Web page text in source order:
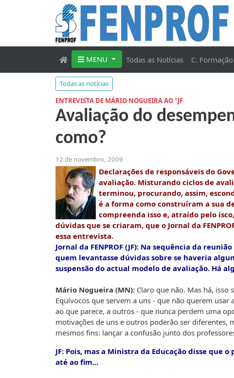
MENU Todas as Notícias C. Formação
Todas as notícias
ENTREVISTA DE MÁRIO NOGUEIRA AO "JF
Avaliação do
como?
12 de novembro, 2009
Declarações de responsáveis do
avaliação. Misturando ciclos de
terminou, procurando, assim,
é a forma como construíram a sua
compreenda isso e, atraído pelo
dúvidas que se criaram, que o Jornal da
essa entrevista.
Jornal da FENPROF (JF): Na sequência da
quem levantasse dúvidas sobre se haveria
suspensão do actual modelo de avaliação. Há
Mário Nogueira (MN): Claro que não. Mas há,
Equívocos que servem a uns - que não querem
ao que parece, a outros - que nunca perdem uma
motivações de uns e outros poderão ser diferentes,
mesmos fins: lançar a confusão junto dos
JF: Pois, mas a Ministra da Educação disse
até ao fim...